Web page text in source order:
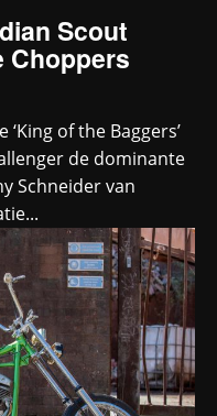
Scout
Choppers
of the Baggers’
de dominante
Schneider van